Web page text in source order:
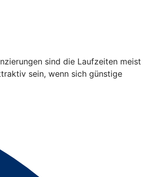
sind die Laufzeiten meist
sein, wenn sich günstige